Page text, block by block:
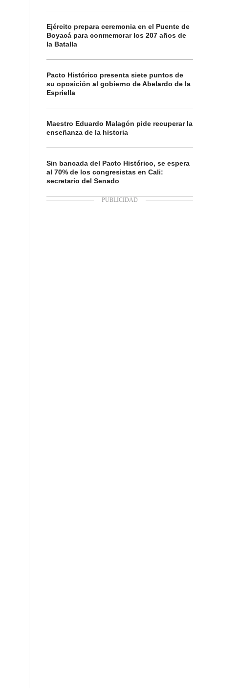
Ejército prepara ceremonia en el Puente de
Boyacá para conmemorar los 207 años de
la Batalla
Pacto Histórico presenta siete puntos de
su oposición al gobierno de Abelardo de la
Espriella
Maestro Eduardo Malagón pide recuperar la
enseñanza de la historia
Sin bancada del Pacto Histórico, se espera
al 70% de los congresistas en Cali:
secretario del Senado